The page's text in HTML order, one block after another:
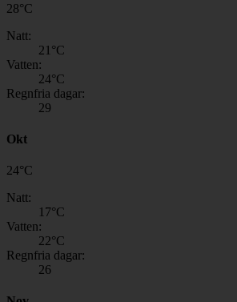
28°C
Natt:
21 °C
Vatten:
24°C
Regnfria dagar:
29
Okt
24°C
Natt:
17°C
Vatten:
22°C
Regnfria dagar:
26